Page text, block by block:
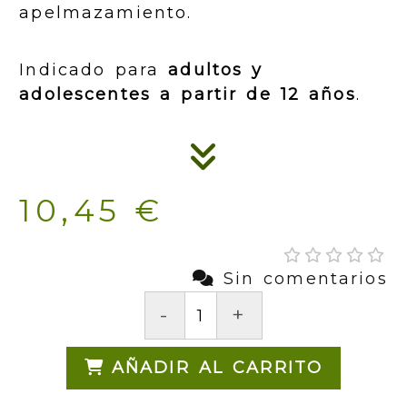
apelmazamiento.
Indicado paraadultos y
adolescentes a partir de 12 años.
10,45 €
Sin comentarios
- +
AÑADIR AL CARRITO